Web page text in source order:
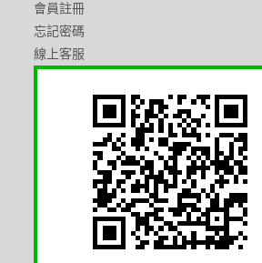
會員註冊
忘記密碼
線上客服